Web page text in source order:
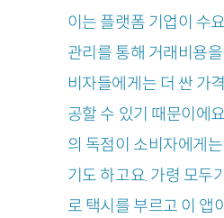
이는 플랫폼 기업이 수
관리를 통해 거래비용
비자들에게는 더 싼 가
공할 수 있기 때문이에
의 독점이 소비자에게
기도 하고요. 가령 모두
로 택시를 부르고 이 앱